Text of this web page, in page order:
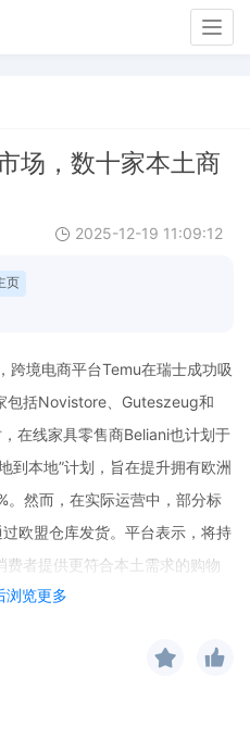
场，数十家本土商
2025-12-19 11:09:12
页
浏览更多
跨境电商平台Temu在瑞士成功吸
包括Novistore、Guteszeug和
在线家具零售商Beliani也计划于
到本地”计划，旨在提升拥有欧洲
。然而，在实际运营中，部分标
欧盟仓库发货。平台表示，将持
者提供更符合本土需求的购物